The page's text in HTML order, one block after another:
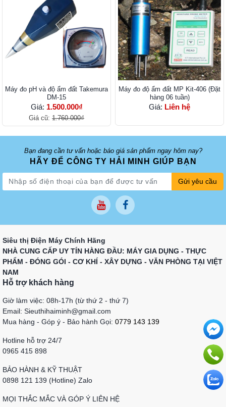
Máy đo pH và độ ẩm đất Takemura
DM-15
Giá: 1.500.000₫
Giá cũ: 1.760.000₫
Máy đo độ ẩm đất MP Kit-­406 (Đặt
hàng 06 tuần)
Giá: Liên hệ
Bạn đang cần tư vấn hoặc báo giá sản phẩm ngay hôm nay?
HÃY ĐỂ CÔNG TY HẢI MINH GIÚP BẠN
Gửi yêu cầu
Siêu thị Điện Máy Chính Hãng
NHÀ CUNG CẤP UY TÍN HÀNG ĐẦU: MÁY GIA DỤNG - THỰC
PHẨM - ĐÓNG GÓI - CƠ KHÍ - XÂY DỰNG - VĂN PHÒNG TẠI VIỆT
NAM
Hỗ trợ khách hàng
Giờ làm việc: 08h-17h (từ thứ 2 - thứ 7)
Email: Sieuthihaiminh@gmail.com
Mua hàng - Góp ý - Bảo hành Gọi: 0779 143 139
Hotline hỗ trợ 24/7
0965 415 898
BẢO HÀNH & KỸ THUẬT
0898 121 139 (Hotline) Zalo
MỌI THẮC MẮC VÀ GÓP Ý LIÊN HỆ